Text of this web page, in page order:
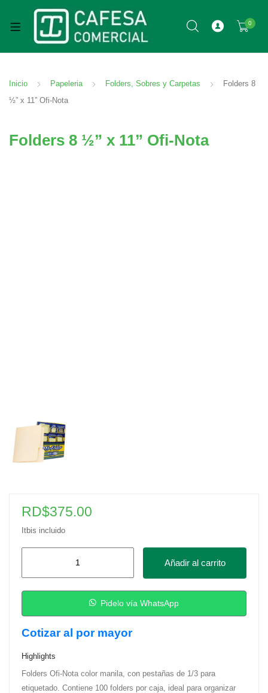
0
Inicio Papeleria Folders, Sobres y Carpetas
Folders 8
½” x 11” Ofi-Nota
Folders 8 ½” x 11” Ofi-Nota
RD$375.00
Itbis incluido
11”
Ofi-
cantidad
Añadir al carrito
Pidelo vía WhatsApp
Cotizar al por mayor
Highlights
Folders Ofi-Nota color manila, con pestañas de 1/3 para
etiquetado. Contiene 100 folders por caja, ideal para organizar